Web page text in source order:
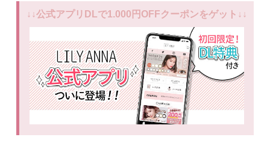
↓↓公式アプリDLで1.000円OFFクーポンをゲット↓↓